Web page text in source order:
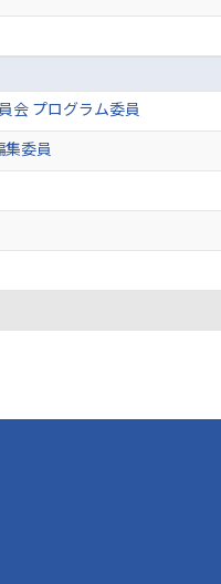
プログラム委員
委員